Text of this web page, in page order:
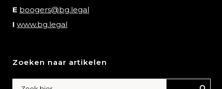
E boogers@bg.legal
I www.bg.legal
Zoeken naar artikelen